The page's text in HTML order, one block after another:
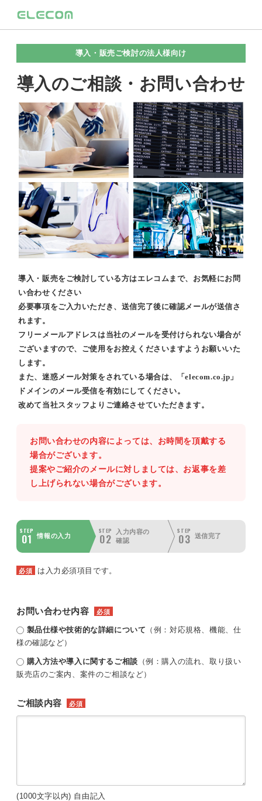
導入・販売ご検討の法人様向け
導入のご相談・お問い合わせ
導入・販売をご検討している方はエレコムまで、お気軽にお問
い合わせください
必要事項をご入力いただき、送信完了後に確認メールが送信さ
れます。
フリーメールアドレスは当社のメールを受付けられない場合が
ございますので、ご使用をお控えくださいますようお願いいた
します。
また、迷惑メール対策をされている場合は、「elecom.co.jp」
ドメインのメール受信を有効にしてください。
改めて当社スタッフよりご連絡させていただきます。
お問い合わせの内容によっては、お時間を頂戴する
場合がございます。
提案やご紹介のメールに対しましては、お返事を差
し上げられない場合がございます。
STEP
01 情報の入力
STEP
02
入力内容の
確認
STEP
03 送信完了
必須 は入力必須項目です。
お問い合わせ内容 必須
製品仕様や技術的な詳細について （例：対応規格、機能、仕
様の確認など）
購入方法や導入に関するご相談 （例：購入の流れ、取り扱い
販売店のご案内、案件のご相談など）
ご相談内容 必須
(1000文字以内) 自由記入